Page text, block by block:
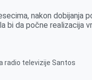
nakon dobijanja
bi da počne realizacija
radio televizije Santos